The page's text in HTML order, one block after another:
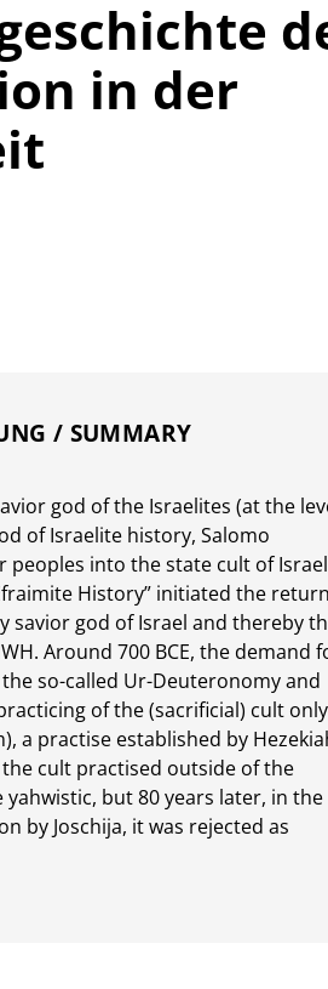
in der
/ SUMMARY
god of the Israelites (at the
of Israelite history, Salomo
into the state cult of
History” initiated the return
savior god of Israel and thereby
Around 700 BCE, the demand
so-called Ur-Deuteronomy and
of the (sacrificial) cult
a practise established by
cult practised outside of the
but 80 years later, in the
by Joschija, it was rejected as